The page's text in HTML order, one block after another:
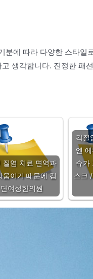
에 따라 다양한 스타일
생각합니다. 진정한 패
질염 치료 면역과
움이기 때문에 검
단여성한의원
각질
엔
슈가
스크